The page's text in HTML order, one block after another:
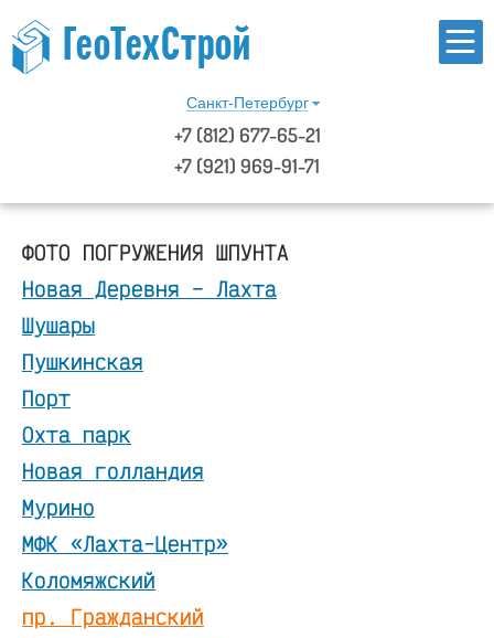
Санкт-Петербург
+7 (812) 677-65-21
+7 (921) 969-91-71
ФОТО ПОГРУЖЕНИЯ ШПУНТА
Новая Деревня – Лахта
Шушары
Пушкинская
Порт
Охта парк
Новая голландия
Мурино
МФК «Лахта-Центр»
Коломяжский
пр. Гражданский